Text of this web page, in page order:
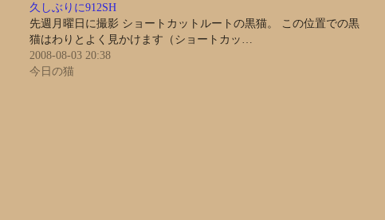
久しぶりに912SH
先週月曜日に撮影 ショートカットルートの黒猫。 この位置での黒
猫はわりとよく見かけます（ショートカッ…
2008-08-03 20:38
今日の猫